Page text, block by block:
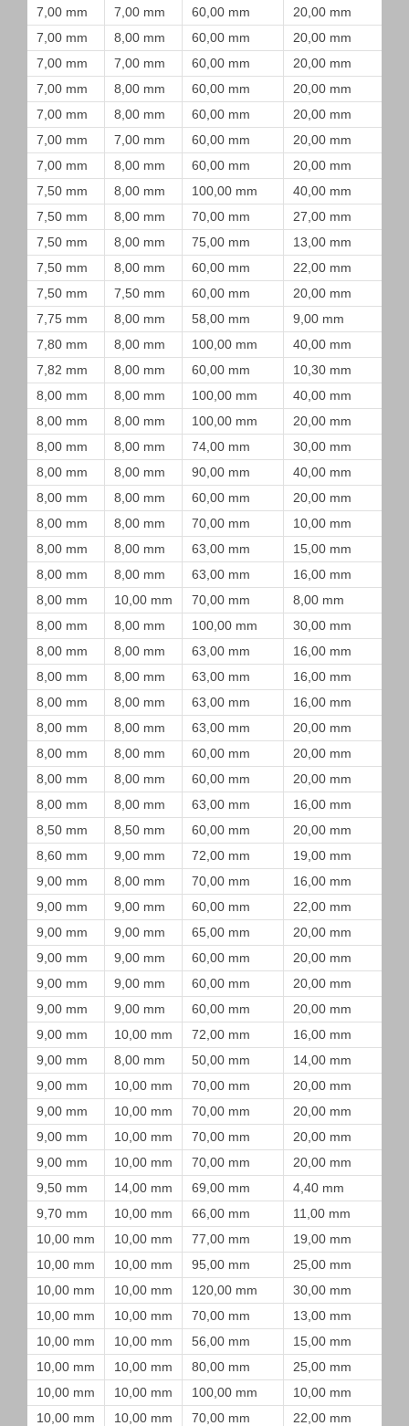
7,00 mm 7,00 mm 60,00 mm
20,00 mm
7,00 mm
8,00 mm 60,00 mm
20,00 mm
7,00 mm
7,00 mm 60,00 mm
20,00 mm
7,00 mm
8,00 mm 60,00 mm
20,00 mm
7,00 mm
8,00 mm 60,00 mm
20,00 mm
7,00 mm
7,00 mm 60,00 mm
20,00 mm
7,00 mm
8,00 mm 60,00 mm
20,00 mm
7,50 mm
8,00 mm 100,00 mm
40,00 mm
7,50 mm
8,00 mm 70,00 mm
27,00 mm
7,50 mm
8,00 mm 75,00 mm
13,00 mm
7,50 mm
8,00 mm 60,00 mm
22,00 mm
7,50 mm
7,50 mm 60,00 mm
20,00 mm
7,75 mm
8,00 mm 58,00 mm
9,00 mm
7,80 mm
8,00 mm 100,00 mm
40,00 mm
7,82 mm
8,00 mm 60,00 mm
10,30 mm
8,00 mm
8,00 mm 100,00 mm
40,00 mm
8,00 mm
8,00 mm 100,00 mm
20,00 mm
8,00 mm
8,00 mm 74,00 mm
30,00 mm
8,00 mm
8,00 mm 90,00 mm
40,00 mm
8,00 mm
8,00 mm 60,00 mm
20,00 mm
8,00 mm
8,00 mm 70,00 mm
10,00 mm
8,00 mm
8,00 mm 63,00 mm
15,00 mm
8,00 mm
8,00 mm 63,00 mm
16,00 mm
8,00 mm
10,00 mm 70,00 mm
8,00 mm
8,00 mm
8,00 mm 100,00 mm
30,00 mm
8,00 mm
8,00 mm 63,00 mm
16,00 mm
8,00 mm
8,00 mm 63,00 mm
16,00 mm
8,00 mm
8,00 mm 63,00 mm
16,00 mm
8,00 mm
8,00 mm 63,00 mm
20,00 mm
8,00 mm
8,00 mm 60,00 mm
20,00 mm
8,00 mm
8,00 mm 60,00 mm
20,00 mm
8,00 mm
8,00 mm 63,00 mm
16,00 mm
8,50 mm
8,50 mm 60,00 mm
20,00 mm
8,60 mm
9,00 mm 72,00 mm
19,00 mm
9,00 mm
8,00 mm 70,00 mm
16,00 mm
9,00 mm
9,00 mm 60,00 mm
22,00 mm
9,00 mm
9,00 mm 65,00 mm
20,00 mm
9,00 mm
9,00 mm 60,00 mm
20,00 mm
9,00 mm
9,00 mm 60,00 mm
20,00 mm
9,00 mm
9,00 mm 60,00 mm
20,00 mm
9,00 mm
10,00 mm 72,00 mm
16,00 mm
9,00 mm
8,00 mm 50,00 mm
14,00 mm
9,00 mm
10,00 mm 70,00 mm
20,00 mm
9,00 mm
10,00 mm 70,00 mm
20,00 mm
9,00 mm
10,00 mm 70,00 mm
20,00 mm
9,00 mm
10,00 mm 70,00 mm
20,00 mm
9,50 mm
14,00 mm 69,00 mm
4,40 mm
9,70 mm
10,00 mm 66,00 mm
11,00 mm
10,00 mm
10,00 mm 77,00 mm
19,00 mm
10,00 mm
10,00 mm 95,00 mm
25,00 mm
10,00 mm
10,00 mm 120,00 mm
30,00 mm
10,00 mm
10,00 mm 70,00 mm
13,00 mm
10,00 mm
10,00 mm 56,00 mm
15,00 mm
10,00 mm
10,00 mm 80,00 mm
25,00 mm
10,00 mm
10,00 mm 100,00 mm
10,00 mm
10,00 mm
10,00 mm 70,00 mm
22,00 mm